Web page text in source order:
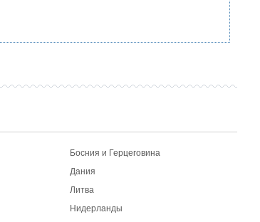
Босния и Герцеговина
Дания
Литва
Нидерланды